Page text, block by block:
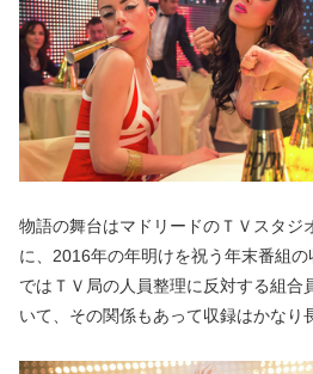
物語の舞台はマドリードのＴＶスタジ
に、2016年の年明けを祝う年末番組
ではＴＶ局の人員整理に反対する組合
いて、その関係もあって収録はかなり